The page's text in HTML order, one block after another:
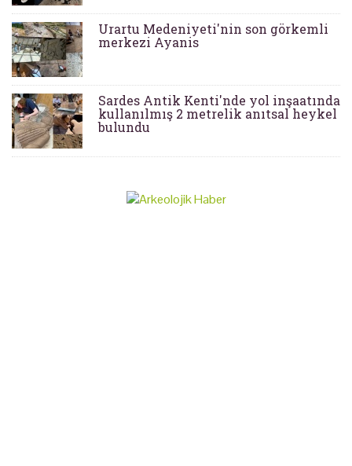
Urartu Medeniyeti'nin son görkemli
merkezi Ayanis
Sardes Antik Kenti'nde yol inşaatında
kullanılmış 2 metrelik anıtsal heykel
bulundu